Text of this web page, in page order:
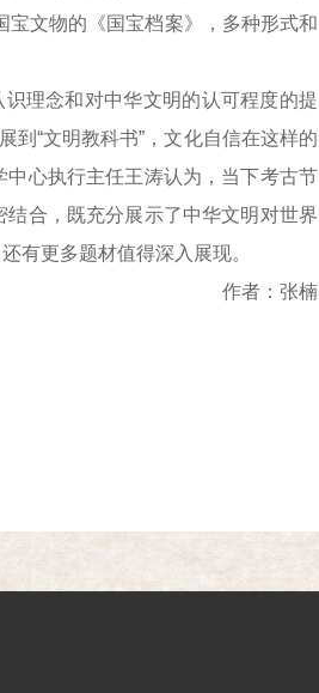
宝文物的《国宝档案》，多种形式和
理念和对中华文明的认可程度的提
到“文明教科书”，文化自信在这样的
心执行主任王涛认为，当下考古节
合，既充分展示了中华文明对世界
有更多题材值得深入展现。
作者：张楠